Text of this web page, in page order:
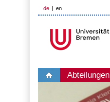
de en
Abteilungen